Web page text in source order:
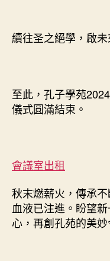
續往圣之絕學，啟
至此，孔子學苑
儀式圓滿結束。
會議室出租
秋末燃薪火，傳承
血液已注進。盼望
心，再創孔苑的美